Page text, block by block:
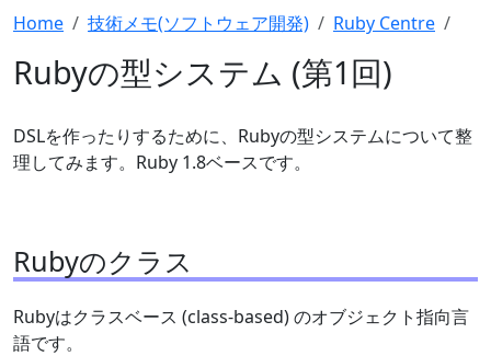
Home 技術メモ(ソフトウェア開発) Ruby Centre
Rubyの型システム (第1回)
DSLを作ったりするために、Rubyの型システムについて整
理してみます。Ruby 1.8ベースです。
Rubyのクラス
Rubyはクラスベース (class-based) のオブジェクト指向言
語です。